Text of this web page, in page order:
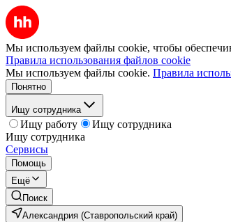
Мы используем файлы cookie, чтобы
Правила использования файлов cookie
Мы используем файлы cookie. Правила
Понятно
Ищу сотрудника
Ищу работу
Ищу сотрудника
Ищу сотрудника
Сервисы
Помощь
Ещё
Поиск
Александрия (Ставропольский край)